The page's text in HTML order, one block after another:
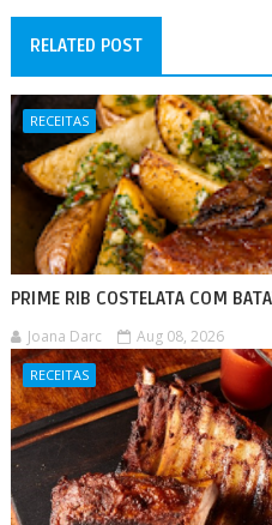
RELATED POST
RECEITAS
PRIME RIB COSTELATA COM
Joana Darc Aug 08, 2026
RECEITAS